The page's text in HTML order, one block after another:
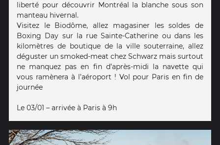
liberté pour découvrir Montréal la blanche sous son
manteau hivernal.
Visitez le Biodôme, allez magasiner les soldes de
Boxing Day sur la rue Sainte-Catherine ou dans les
kilomètres de boutique de la ville souterraine, allez
déguster un smoked-meat chez Schwarz mais surtout
ne manquez pas en fin d’après-midi la navette qui
vous ramènera à l’aéroport ! Vol pour Paris en fin de
journée
Le 03/01 – arrivée à Paris à 9h